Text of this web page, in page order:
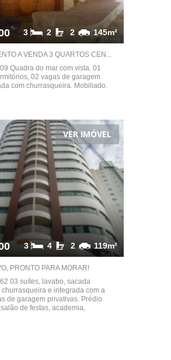
145m²
2
2
3
A VENDA 3 QUARTOS CEN...
Quadra do mar com vista. 01
02 vagas de garagem
com churrasqueira. Mobiliado.
VER IMÓVEL
119m²
2
4
3
PRONTO PARA MORAR!
03 suítes, lavabo, sacada
e integrada com a
de garagem privativas. Prédio
de festas, academia,